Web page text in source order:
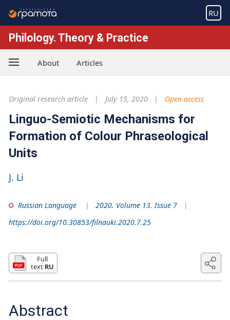
RU
Philology. Theory & Practice
About Articles
Original research article July 15, 2020 Open access
Linguo-Semiotic Mechanisms for
Formation of Colour Phraseological
Units
J. Li
Russian Language
2020. Volume 13. Issue 7
https://doi.org/10.30853/filnauki.2020.7.25
Full
text RU
Abstract